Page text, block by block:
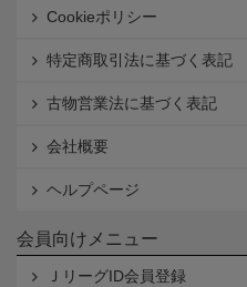
Cookieポリシー
特定商取引法に基づく表記
古物営業法に基づく表記
会社概要
ヘルプページ
会員向けメニュー
ＪリーグID会員登録